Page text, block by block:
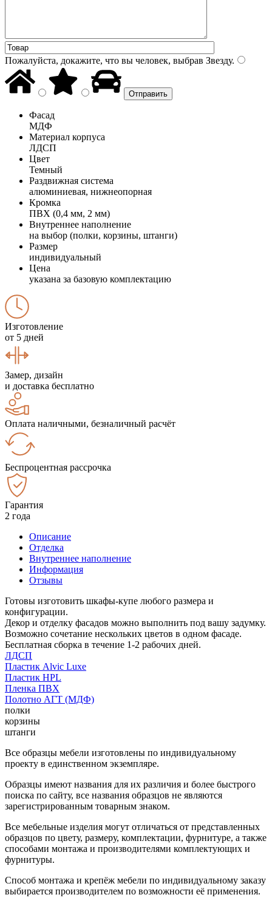
Пожалуйста, докажите, что вы человек, выбрав Звезду.
Фасад
МДФ
Материал корпуса
ЛДСП
Цвет
Темный
Раздвижная система
алюминиевая, нижнеопорная
Кромка
ПВХ (0,4 мм, 2 мм)
Внутреннее наполнение
на выбор (полки, корзины, штанги)
Размер
индивидуальный
Цена
указана за базовую комплектацию
Изготовление
от 5 дней
Замер, дизайн
и доставка бесплатно
Оплата наличными, безналичный расчёт
Беспроцентная рассрочка
Гарантия
2 года
Описание
Отделка
Внутреннее наполнение
Информация
Отзывы
Готовы изготовить шкафы-купе любого размера и
конфигурации.
Декор и отделку фасадов можно выполнить под вашу задумку.
Возможно сочетание нескольких цветов в одном фасаде.
Бесплатная сборка в течение 1-2 рабочих дней.
ЛДСП
Пластик Alvic Luxe
Пластик HPL
Пленка ПВХ
Полотно АГТ (МДФ)
полки
корзины
штанги
Все образцы мебели изготовлены по индивидуальному
проекту в единственном экземпляре.
Образцы имеют названия для их различия и более быстрого
поиска по сайту, все названия образцов не являются
зарегистрированным товарным знаком.
Все мебельные изделия могут отличаться от представленных
образцов по цвету, размеру, комплектации, фурнитуре, а также
способами монтажа и производителями комплектующих и
фурнитуры.
Способ монтажа и крепёж мебели по индивидуальному заказу
выбирается производителем по возможности её применения.